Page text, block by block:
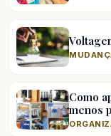
Como
menos